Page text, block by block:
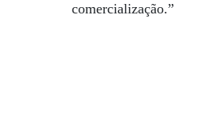
comercialização.”